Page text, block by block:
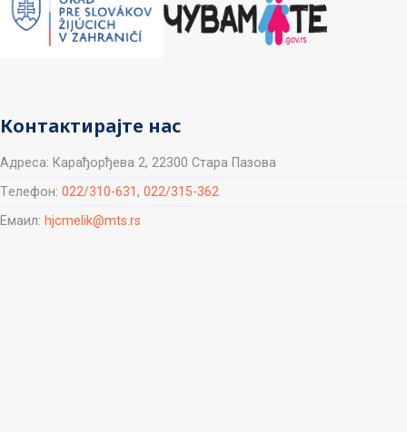
Контактирајте нас
Aдреса: Карађорђева 2, 22300 Стара Пазова
Tелефон: 022/310-631, 022/315-362
Емаил: hjcmelik@mts.rs